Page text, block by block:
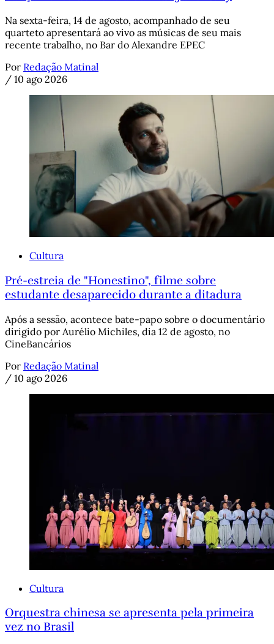
Na sexta-feira, 14 de agosto, acompanhado de seu
quarteto apresentará ao vivo as músicas de seu mais
recente trabalho, no Bar do Alexandre EPEC
Por Redação Matinal
/ 10 ago 2026
Cultura
Pré-estreia de "Honestino", filme sobre
estudante desaparecido durante a ditadura
Após a sessão, acontece bate-papo sobre o documentário
dirigido por Aurélio Michiles, dia 12 de agosto, no
CineBancários
Por Redação Matinal
/ 10 ago 2026
Cultura
Orquestra chinesa se apresenta pela primeira
vez no Brasil